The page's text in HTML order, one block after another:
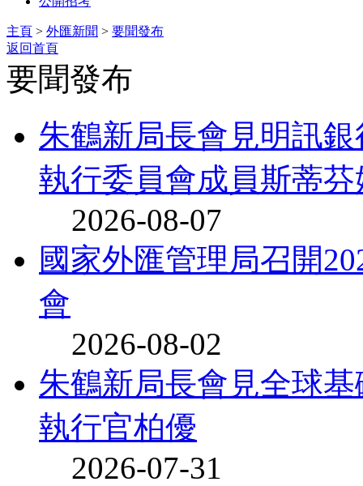
主頁 > 外匯新聞 > 要聞發布
返回首頁
要聞發布
朱鶴新局長會見明訊
執行委員會成員斯蒂芬
2026-08-07
國家外匯管理局召開
會
2026-08-02
朱鶴新局長會見全球
執行官柏優
2026-07-31